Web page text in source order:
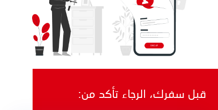
قبل سفرك، الرجاء تأكد من: